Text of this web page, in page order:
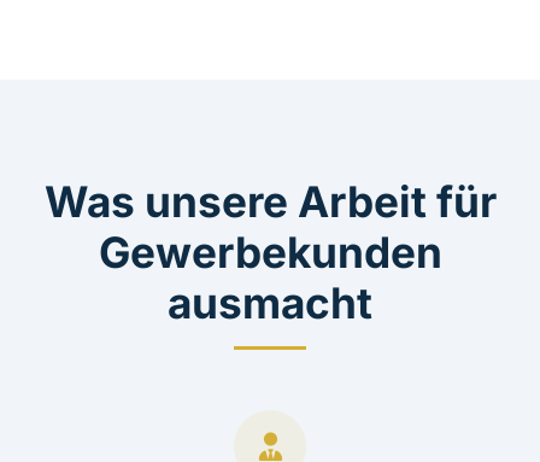
Was unsere Arbeit für
Gewerbekunden
ausmacht